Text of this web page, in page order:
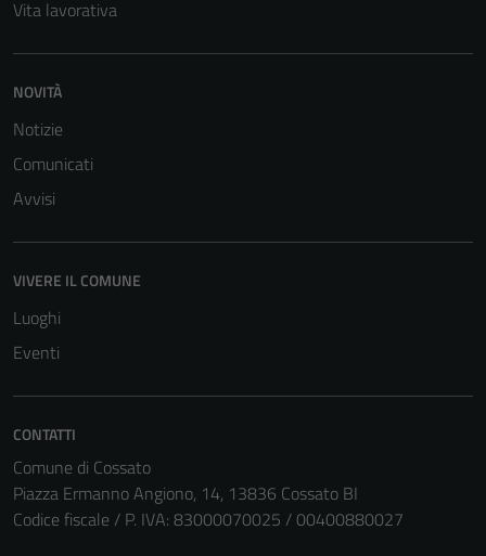
Vita lavorativa
NOVITÀ
Notizie
Comunicati
Avvisi
VIVERE IL COMUNE
Luoghi
Eventi
CONTATTI
Comune di Cossato
Piazza Ermanno Angiono, 14, 13836 Cossato BI
Codice fiscale / P. IVA: 83000070025 / 00400880027